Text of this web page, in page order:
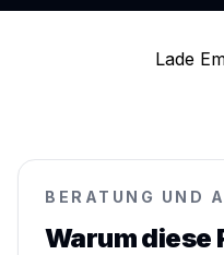
Lade
BERATUNG UND
Warum diese